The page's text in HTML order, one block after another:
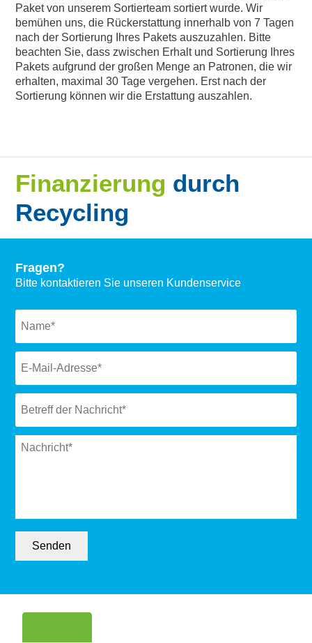
Paket von unserem Sortierteam sortiert wurde. Wir
bemühen uns, die Rückerstattung innerhalb von 7 Tagen
nach der Sortierung Ihres Pakets auszuzahlen. Bitte
beachten Sie, dass zwischen Erhalt und Sortierung Ihres
Pakets aufgrund der großen Menge an Patronen, die wir
erhalten, maximal 30 Tage vergehen. Erst nach der
Sortierung können wir die Erstattung auszahlen.
Finanzierung durch
Recycling
Fragen?
Bitte kontaktieren Sie unseren Kundenservice
Naam *
Email *
Subject *
Message *
Senden